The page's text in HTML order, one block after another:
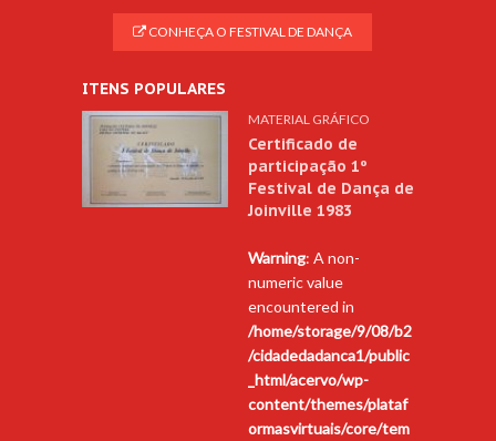
CONHEÇA O FESTIVAL DE DANÇA
ITENS POPULARES
MATERIAL GRÁFICO
Certificado de
participação 1º
Festival de Dança de
Joinville 1983
Warning: A non-
numeric value
encountered in
/home/storage/9/08/b2
/cidadedadanca1/public
_html/acervo/wp-
content/themes/plataf
ormasvirtuais/core/tem